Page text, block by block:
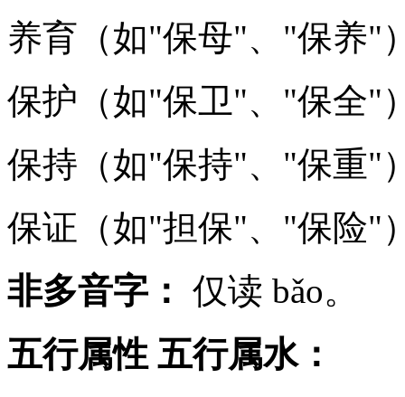
养育（如"保母"、"保养"
保护（如"保卫"、"保全"
保持（如"保持"、"保重"
保证（如"担保"、"保险"
非多音字： 仅读 bǎo。
五行属性 五行属水：